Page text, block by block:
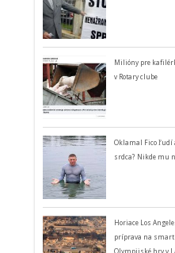
Milióny pre
v Rotary clube
Oklamal Fico ľudí
srdca? Nikde mu
Horiace Los
príprava na smart